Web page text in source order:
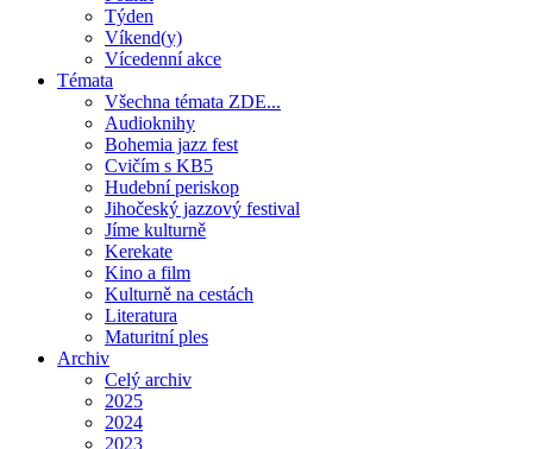
Týden
Víkend(y)
Vícedenní akce
Témata
Všechna témata ZDE...
Audioknihy
Bohemia jazz fest
Cvičím s KB5
Hudební periskop
Jihočeský jazzový festival
Jíme kulturně
Kerekate
Kino a film
Kulturně na cestách
Literatura
Maturitní ples
Archiv
Celý archiv
2025
2024
2023